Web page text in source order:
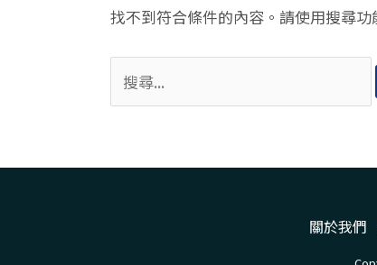
找不到符合條件的內容。請使用搜尋功
關於我們